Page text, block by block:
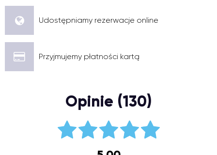
Udostępniamy rezerwacje online
Przyjmujemy płatności kartą
Opinie (130)